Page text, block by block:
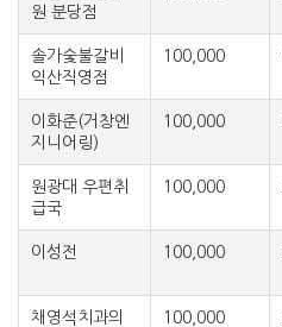
원 분당점
솔가숯불갈비
익산직영점
100,000
이화준(거창엔
지니어링)
100,000
원광대 우편취
급국
100,000
이성전 100,000
채영석치과의
100,000